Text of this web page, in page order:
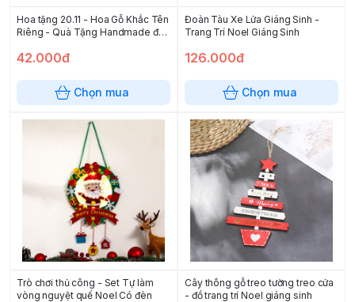
Hoa tặng 20.11 - Hoa Gỗ Khắc Tên
Riêng - Quà Tặng Handmade độc
42.000đ
Chọn mua
Đoàn Tàu Xe Lửa Giáng Sinh -
Trang Trí Noel Giáng Sinh
126.000đ
Chọn mua
Trò chơi thủ công - Set Tự làm
vòng nguyệt quế Noel Có đèn
Cây thông gỗ treo tường treo cửa
- đồ trang trí Noel giáng sinh